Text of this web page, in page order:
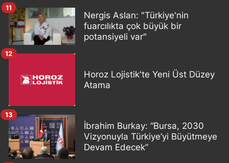
Nergis Aslan: "Türkiye'nin
fuarcılıkta çok büyük bir
potansiyeli var"
11
Horoz Lojistik'te Yeni Üst Düzey
Atama
12
İbrahim Burkay: “Bursa, 2030
Vizyonuyla Türkiye’yi Büyütmeye
Devam Edecek”
13